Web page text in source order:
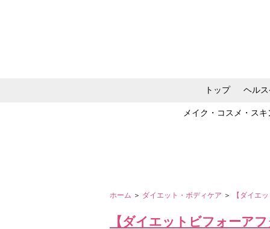
トップ ヘル
メイク・コスメ・ス
ホーム ＞ ダイエット・ボディケア ＞ 【ダイエ
【ダイエットビフォーア